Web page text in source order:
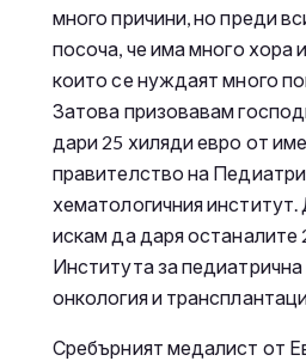
много причини, но преди
посоча, че има много хора
които се нуждаят много
Затова призовавам
дари 25 хиляди евро от
правителство на
хематологичния
искам да даря останалите
Института за
онкология и
Сребърният медалист от